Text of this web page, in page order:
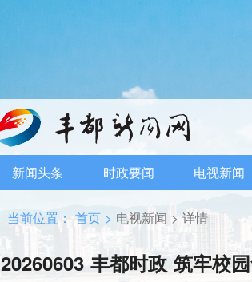
新闻头条 时政要闻 电视新闻
当前位置：首页 > 电视新闻 > 详情
20260603 丰都时政 筑牢校